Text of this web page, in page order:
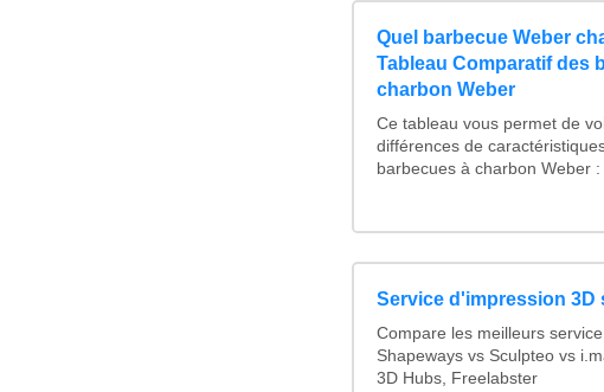
Quel barbecue Weber
Tableau Comparatif des
charbon Weber
Ce tableau vous permet de
différences de
barbecues à charbon Weber
Service d'impression 3D
Compare les meilleurs
Shapeways vs Sculpteo vs
3D Hubs, Freelabster